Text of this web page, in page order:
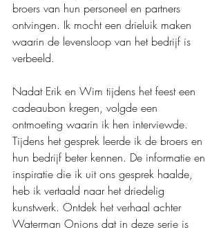
broers van hun personeel en partners
ontvingen. Ik mocht een drieluik maken
waarin de levensloop van het bedrijf is
verbeeld.
Nadat Erik en Wim tijdens het feest een
cadeaubon kregen, volgde een
ontmoeting waarin ik hen interviewde.
Tijdens het gesprek leerde ik de broers en
hun bedrijf beter kennen. De informatie en
inspiratie die ik uit ons gesprek haalde,
heb ik vertaald naar het driedelig
kunstwerk. Ontdek het verhaal achter
Waterman Onions dat in deze serie is